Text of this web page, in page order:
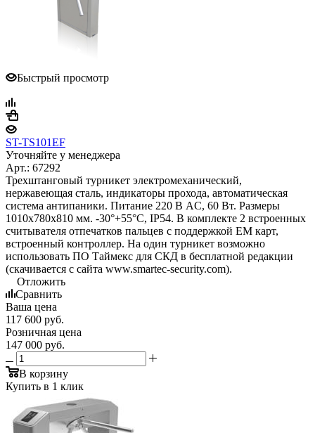
Быстрый просмотр
ST-TS101EF
Уточняйте у менеджера
Арт.: 67292
Трехштанговый турникет электромеханический,
нержавеющая сталь, индикаторы прохода, автоматическая
система антипаники. Питание 220 В AC, 60 Вт. Размеры
1010х780х810 мм. -30°+55°С, IP54. В комплекте 2 встроенных
считывателя отпечатков пальцев с поддержкой EM карт,
встроенный контроллер. На один турникет возможно
использовать ПО Таймекс для СКД в бесплатной редакции
(скачивается с сайта www.smartec-security.com).
Отложить
Сравнить
Ваша цена
117 600 руб.
Розничная цена
147 000 руб.
В корзину
Купить в 1 клик